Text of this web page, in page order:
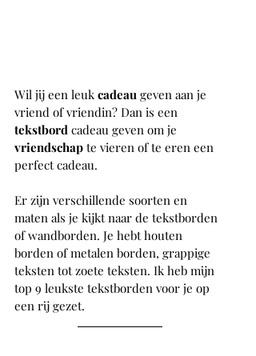
Wil jij een leuk cadeau geven aan je
vriend of vriendin? Dan is een
tekstbord cadeau geven om je
vriendschap te vieren of te eren een
perfect cadeau.
Er zijn verschillende soorten en
maten als je kijkt naar de tekstborden
of wandborden. Je hebt houten
borden of metalen borden, grappige
teksten tot zoete teksten. Ik heb mijn
top 9 leukste tekstborden voor je op
een rij gezet.